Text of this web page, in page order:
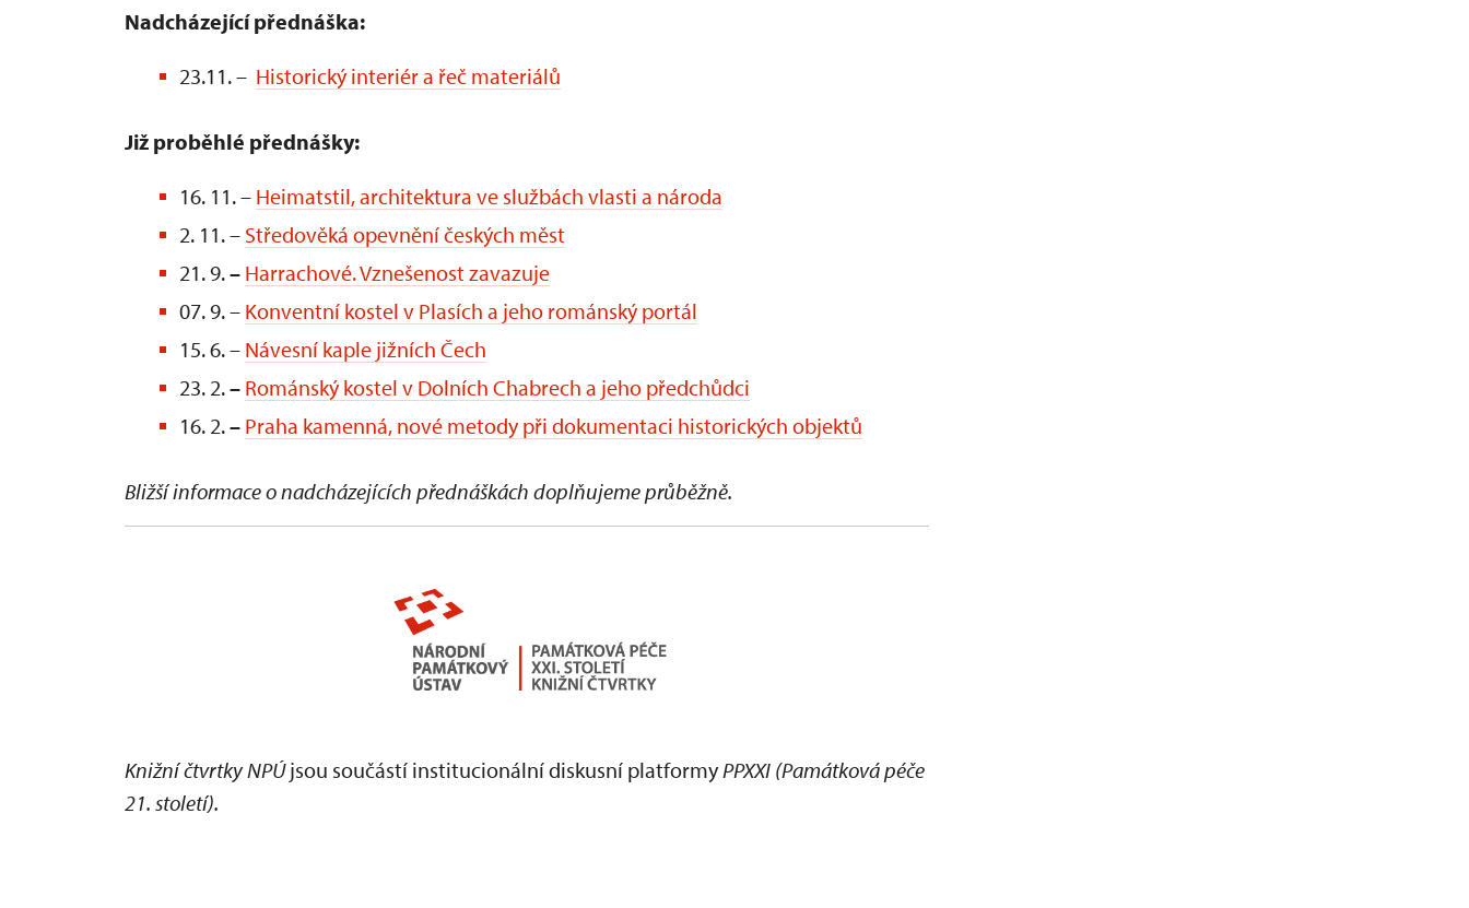
Nadcházející přednáška:
23.11. – Historický interiér a řeč materiálů
Již proběhlé přednášky:
16. 11. – Heimatstil, architektura ve službách vlasti a národa
2. 11. – Středověká opevnění českých měst
21. 9.– Harrachové. Vznešenost zavazuje
07. 9. – Konventní kostel v Plasích a jeho románský portál
15. 6. – Návesní kaple jižních Čech
23. 2.– Románský kostel v Dolních Chabrech a jeho předchůdci
16. 2.– Praha kamenná, nové metody při dokumentaci historických objektů
Bližší informace o nadcházejících přednáškách doplňujeme průběžně.
Knižní čtvrtky NPÚjsou součástí institucionální diskusní platformy PPXXI (Památková péče
21. století).